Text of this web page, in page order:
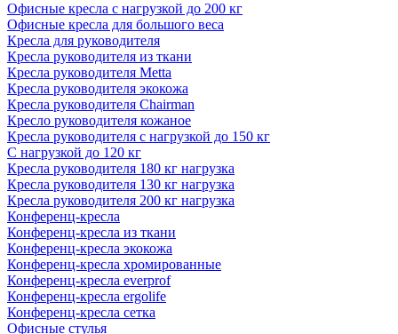
Офисные кресла с нагрузкой до 200 кг
Офисные кресла для большого веса
Кресла для руководителя
Кресла руководителя из ткани
Кресла руководителя Metta
Кресла руководителя экокожа
Кресла руководителя Chairman
Кресло руководителя кожаное
Кресла руководителя с нагрузкой до 150 кг
С нагрузкой до 120 кг
Кресла руководителя 180 кг нагрузка
Кресла руководителя 130 кг нагрузка
Кресла руководителя 200 кг нагрузка
Конференц-кресла
Конференц-кресла из ткани
Конференц-кресла экокожа
Конференц-кресла хромированные
Конференц-кресла everprof
Конференц-кресла ergolife
Конференц-кресла сетка
Офисные стулья